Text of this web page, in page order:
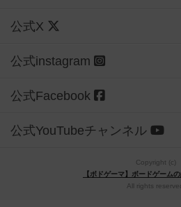
公式X
公式instagram
公式Facebook
公式YouTubeチャンネル
Copyright (c)
【ボドゲーマ】ボードゲーム
All rights